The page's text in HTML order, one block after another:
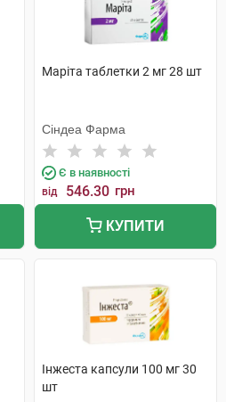
Маріта таблетки 2 мг 28 шт
Сіндеа Фарма
Є в наявності
від 546.30 грн
КУПИТИ
Інжеста капсули 100 мг 30
шт